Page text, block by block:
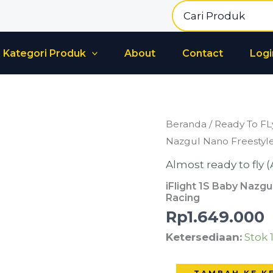
Search
for:
Kategori Produk About Contact
Beranda / Ready To
Nazgul Nano
Almost ready to fly
iFlight 1S Baby
Racing
Rp1.649.000
Ketersediaan: Stok 1
Kuantitas
iFlight
1S
Nazgul
Nano
Freestyler
BNF